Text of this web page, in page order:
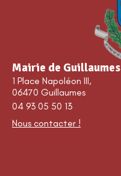
Mairie de Guillaumes
1 Place Napoléon III,
06470 Guillaumes
04 93 05 50 13
Nous contacter !